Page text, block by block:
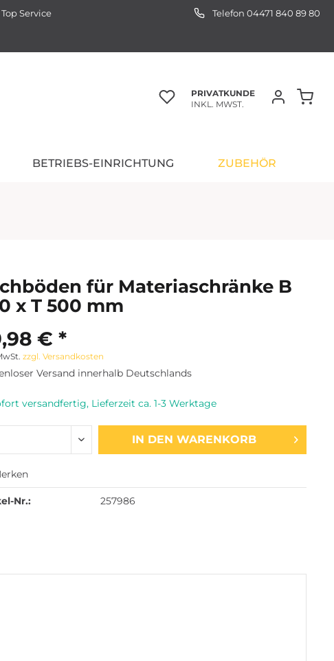
Service Telefon 04471 840 89 80
PRIVATKUNDE
INKL. MWST.
BETRIEBS-EINRICHTUNG ZUBEHÖR
für Materiaschränke B
x T 500 mm
€ *
zzgl. Versandkosten
Versand innerhalb Deutschlands
versandfertig, Lieferzeit ca. 1-3 Werktage
IN DEN WARENKORB
Nr.: 257986